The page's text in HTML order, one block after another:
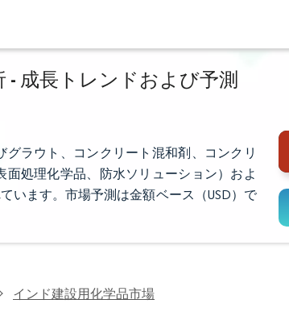
- 成長トレンドおよび予測
ラウト、コンクリート混和剤、コンクリ
処理化学品、防水ソリューション）およ
います。市場予測は金額ベース（USD）で
インド建設用化学品市場